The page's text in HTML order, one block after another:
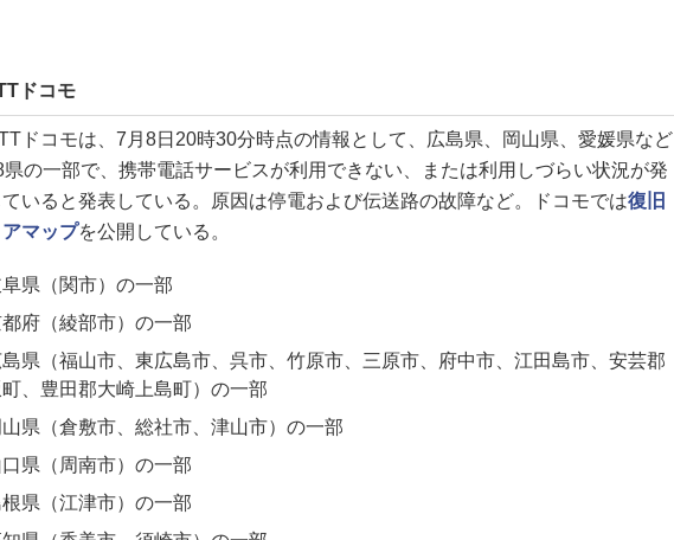
ドコモ
ドコモは、7月8日20時30分時点の情報として、広島県、岡山県、愛媛県など
県の一部で、携帯電話サービスが利用できない、または利用しづらい状況が発
いると発表している。原因は停電および伝送路の故障など。ドコモでは復旧
マップを公開している。
県（関市）の一部
府（綾部市）の一部
島県（福山市、東広島市、呉市、竹原市、三原市、府中市、江田島市、安芸郡
、豊田郡大崎上島町）の一部
山県（倉敷市、総社市、津山市）の一部
口県（周南市）の一部
県（江津市）の一部